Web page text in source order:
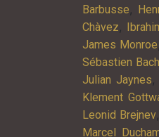
Barbusse,
Chàvez,
James Monroe
Sébastien Bach
Julian Jaynes,
Klement
Leonid Brejnev,
Marcel